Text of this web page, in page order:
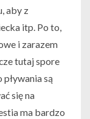
aby z
itp. Po to,
i zarazem
tutaj spore
są
się na
ma bardzo